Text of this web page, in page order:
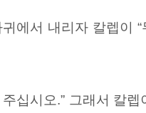
에서 내리자 칼렙이 “
십시오.” 그래서 칼